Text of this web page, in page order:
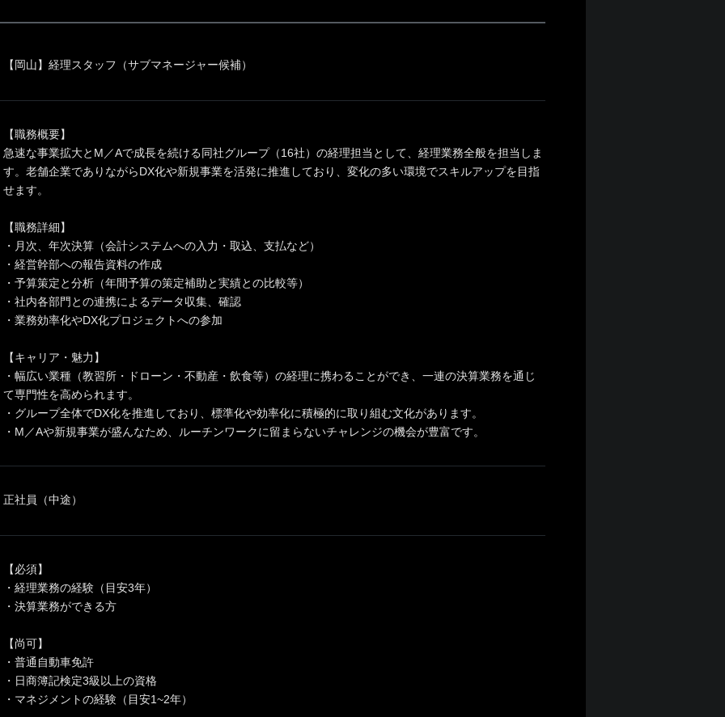
【岡山】経理スタッフ（サブマネージャー候補）
【職務概要】
急速な事業拡大とM／Aで成長を続ける同社グループ（16社）の経理担当として、経理業務全般を担当しま
す。老舗企業でありながらDX化や新規事業を活発に推進しており、変化の多い環境でスキルアップを目指
せます。
【職務詳細】
・月次、年次決算（会計システムへの入力・取込、支払など）
・経営幹部への報告資料の作成
・予算策定と分析（年間予算の策定補助と実績との比較等）
・社内各部門との連携によるデータ収集、確認
・業務効率化やDX化プロジェクトへの参加
【キャリア・魅力】
・幅広い業種（教習所・ドローン・不動産・飲食等）の経理に携わることができ、一連の決算業務を通じ
て専門性を高められます。
・グループ全体でDX化を推進しており、標準化や効率化に積極的に取り組む文化があります。
・M／Aや新規事業が盛んなため、ルーチンワークに留まらないチャレンジの機会が豊富です。
正社員（中途）
【必須】
・経理業務の経験（目安3年）
・決算業務ができる方
【尚可】
・普通自動車免許
・日商簿記検定3級以上の資格
・マネジメントの経験（目安1~2年）